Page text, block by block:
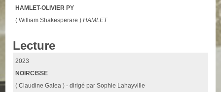
HAMLET-OLIVIER PY
( William Shakesperare )HAMLET
Lecture
2023
NOIRCISSE
( Claudine Galea ) - dirigé par Sophie Lahayville